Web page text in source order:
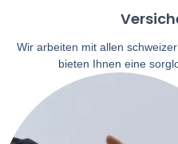
Wir arbeiten mit allen
bieten Ihnen eine